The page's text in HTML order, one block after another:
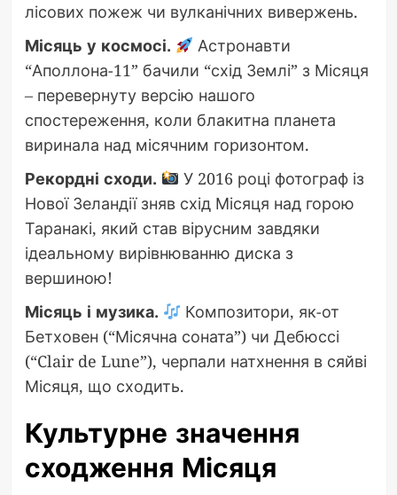
лісових пожеж чи вулканічних вивержень.
Місяць у космосі.
Астронавти
“Аполлона-11” бачили “схід Землі” з Місяця
– перевернуту версію нашого
спостереження, коли блакитна планета
виринала над місячним горизонтом.
Рекордні сходи.
У 2016 році фотограф із
Нової Зеландії зняв схід Місяця над горою
Таранакі, який став вірусним завдяки
ідеальному вирівнюванню диска з
вершиною!
Місяць і музика.
Композитори, як-от
Бетховен (“Місячна соната”) чи Дебюссі
(“Clair de Lune”), черпали натхнення в сяйві
Місяця, що сходить.
Культурне значення
сходження Місяця